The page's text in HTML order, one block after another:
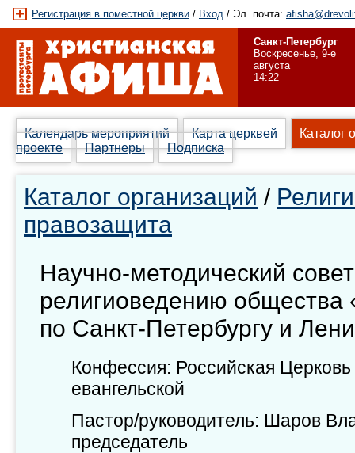
Регистрация в поместной церкви / Вход / Эл. почта:
Санкт-Петербург
Воскресенье, 9-е
августа
14:22
Календарь мероприятий Карта церквей
Каталог
проекте
Партнеры Подписка
Каталог организаций /
правозащита
Научно-методический
религиоведению общества
по Санкт-Петербургу и
Конфессия: Российская
евангельской
Пастор/руководитель: Шаров
председатель